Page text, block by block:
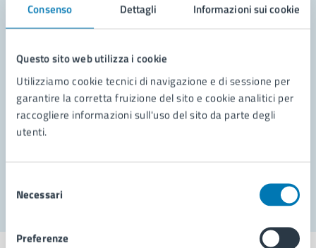
Consenso Dettagli Informazioni sui cookie
Questo sito web utilizza i cookie
Utilizziamo cookie tecnici di navigazione e di sessione per
garantire la corretta fruizione del sito e cookie analitici per
raccogliere informazioni sull'uso del sito da parte degli
utenti.
delNecessari
Preferenze
Contatta il comune
Richiedi assistenza
Prenota appuntamento
Problemi in città